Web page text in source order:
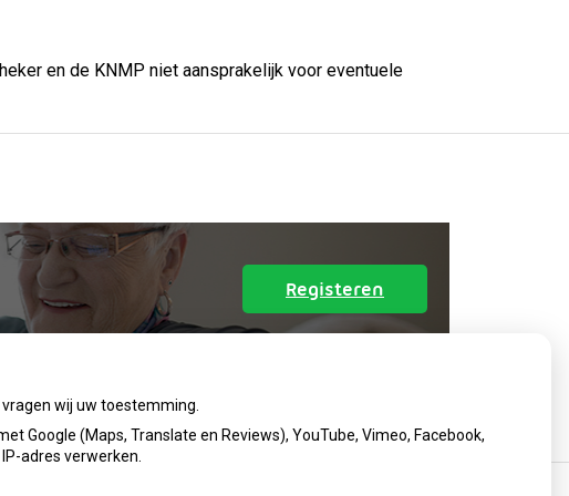
en de KNMP niet aansprakelijk voor eventuele
Registeren
patiëntenomgeving
Apotheek
wij uw toestemming.
Google (Maps, Translate en Reviews), YouTube, Vimeo, Facebook,
adres verwerken.